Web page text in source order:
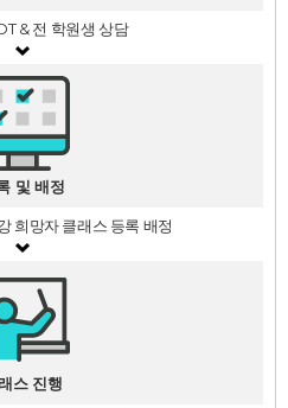
& 전 학원생 상담
및 배정
희망자 클래스 등록 배정
스 진행